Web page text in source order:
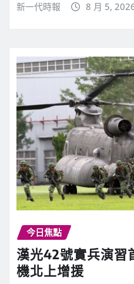
新一代時報 8 月 5,
今日焦點
漢光42號實兵演習
機北上增援